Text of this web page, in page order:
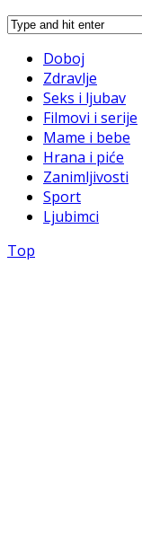
Doboj
Zdravlje
Seks i ljubav
Filmovi i serije
Mame i bebe
Hrana i piće
Zanimljivosti
Sport
Ljubimci
Top